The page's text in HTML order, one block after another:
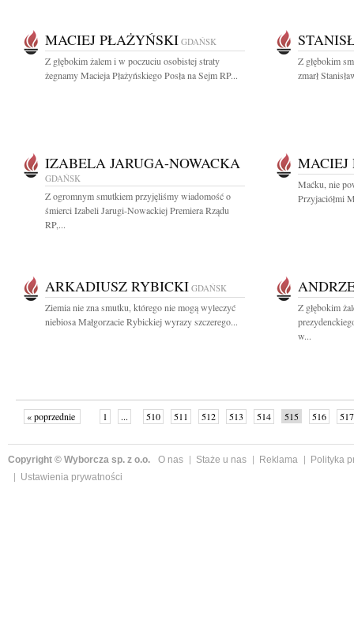
MACIEJ PŁAŻYŃSKI GDAŃSK
Z głębokim żalem i w poczuciu osobistej straty
żegnamy Macieja Płażyńskiego Posła na Sejm RP...
Z głębokim
zmarł
IZABELA JARUGA-NOWACKA
GDAŃSK
Z ogromnym smutkiem przyjęliśmy wiadomość o
śmierci Izabeli Jarugi-Nowackiej Premiera Rządu
RP,...
Maćku, nie
Przyjaciółmi
ARKADIUSZ RYBICKI GDAŃSK
Ziemia nie zna smutku, którego nie mogą wyleczyć
niebiosa Małgorzacie Rybickiej wyrazy szczerego...
Z głębokim
w...
« poprzednie 1 ... 510 511 512 513 514 515 516
517
Copyright © Wyborcza sp. z o.o. O nas Staże u nas Reklama
Polityka
Ustawienia prywatności